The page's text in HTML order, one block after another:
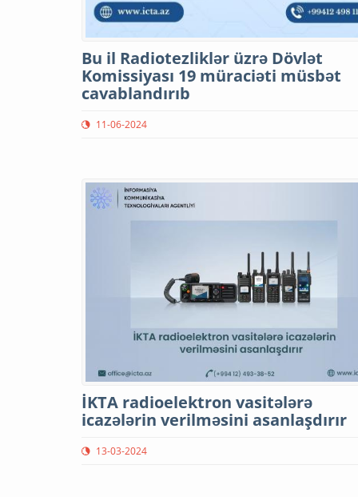
Bu il Radiotezliklər üzrə Dövlət
Komissiyası 19 müraciəti müsbət
cavablandırıb
11-06-2024
İKTA radioelektron vasitələrə
icazələrin verilməsini asanlaşdırır
13-03-2024